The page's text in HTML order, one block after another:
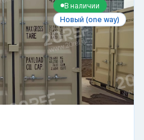
В наличии
Новый (one way)